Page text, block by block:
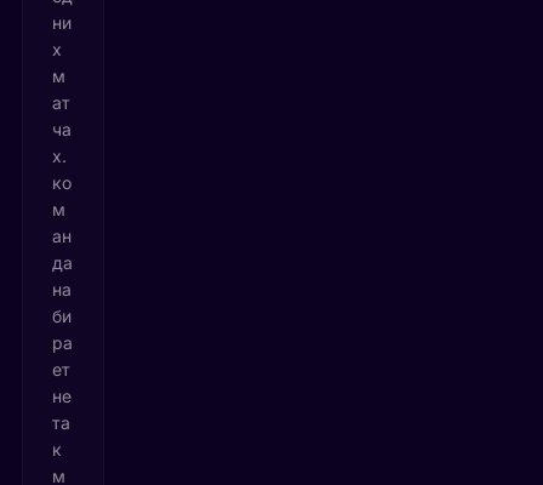
ни
х
м
ат
ча
х.
ко
м
ан
да
на
би
ра
ет
не
та
к
м